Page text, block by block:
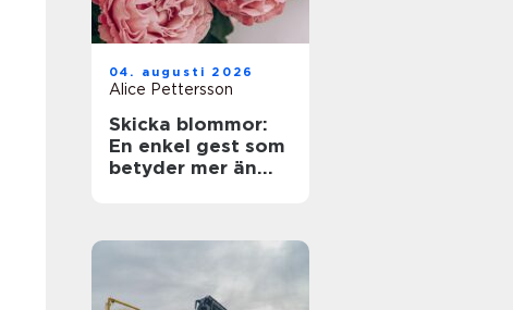
04. augusti 2026
Alice Pettersson
Skicka blommor:
En enkel gest som
betyder mer än